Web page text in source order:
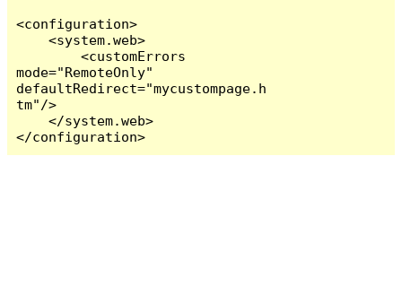
<configuration>
    <system.web>
        <customErrors
mode="RemoteOnly"
defaultRedirect="mycustompage.h
tm"/>
    </system.web>
</configuration>